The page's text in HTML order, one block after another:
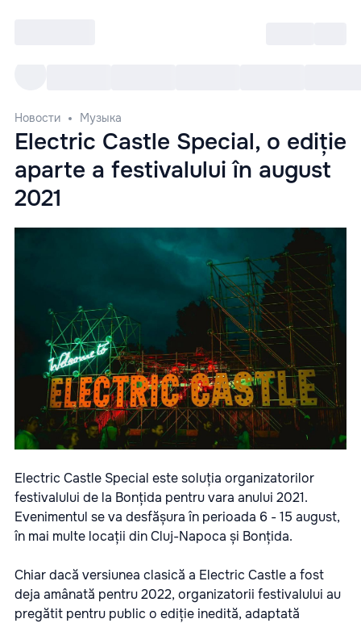
Новости Музыка
Electric Castle Special, o ediție
aparte a festivalului în august
2021
Electric Castle Special este soluția organizatorilor
festivalului de la Bonțida pentru vara anului 2021.
Evenimentul se va desfășura în perioada 6 - 15 august,
în mai multe locații din Cluj-Napoca și Bonțida.
Chiar dacă versiunea clasică a Electric Castle a fost
deja amânată pentru 2022, organizatorii festivalului au
pregătit pentru public o ediție inedită, adaptată